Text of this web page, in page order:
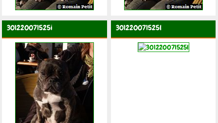
301220071525i 301220071525l